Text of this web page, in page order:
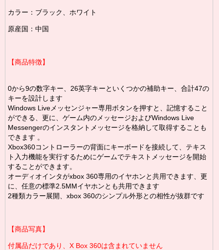
カラー：ブラック、ホワイト
原産国：中国
【商品特徴】
0から9の数字キー、26英字キーといくつかの補助キー、合計47の
キーを設計します
Windows Liveメッセンジャー専用ボタンを押すと、記憶すること
ができる、更に、ゲーム内のメッセージおよびWindows Live
Messengerのインスタントメッセージを格納して取得することも
できます 。
Xbox360コントローラーの背面にキーボードを接続して、テキス
ト入力機能を実行するためにゲームでテキストメッセージを開始
することができます。
オーディオインタがxbox 360専用のイヤホンと共用できます、更
に、 任意の標準2.5MMイヤホンとも共用できます
2種類カラー展開、xbox 360のシンプル外形との相性が抜群です
【商品写真】
付属品だけであり、X Box 360は含まれていません